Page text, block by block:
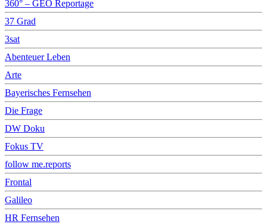
360° – GEO Reportage
37 Grad
3sat
Abenteuer Leben
Arte
Bayerisches Fernsehen
Die Frage
DW Doku
Fokus TV
follow me.reports
Frontal
Galileo
HR Fernsehen